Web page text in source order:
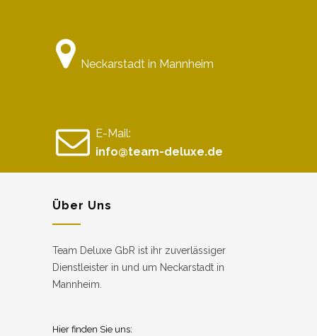
Neckarstadt in Mannheim
E-Mail:
info@team-deluxe.de
Über Uns
Team Deluxe GbR ist ihr zuverlässiger
Dienstleister in und um Neckarstadt in
Mannheim.
Hier finden Sie uns: